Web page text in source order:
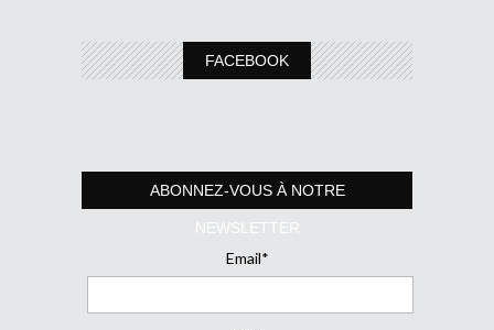
FACEBOOK
ABONNEZ-VOUS À NOTRE
NEWSLETTER
Email*